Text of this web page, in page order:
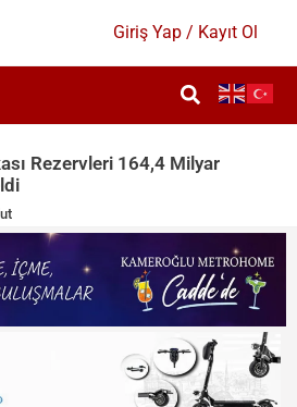
Giriş Yap / Kayıt Ol
MGK Bildirisi Yayımlandı: ‘Terörsüz
Vurgusu
Yazar: